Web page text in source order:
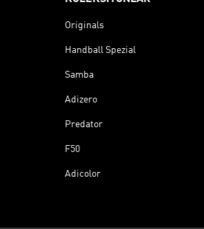
Originals
Handball Spezial
Samba
Adizero
Predator
F50
Adicolor